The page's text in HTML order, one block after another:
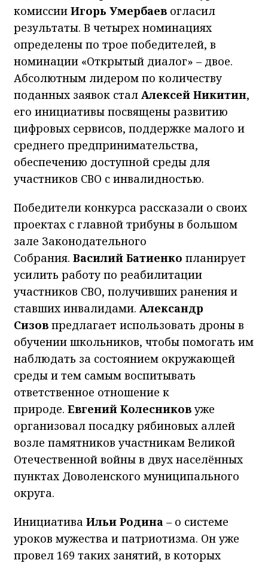
комиссии Игорь Умербаев огласил
результаты. В четырех номинациях
определены по трое победителей, в
номинации «Открытый диалог» – двое.
Абсолютным лидером по количеству
поданных заявок стал Алексей Никитин,
его инициативы посвящены развитию
цифровых сервисов, поддержке малого и
среднего предпринимательства,
обеспечению доступной среды для
участников СВО с инвалидностью.
Победители конкурса рассказали о своих
проектах с главной трибуны в большом
зале Законодательного
Собрания. Василий Батиенко планирует
усилить работу по реабилитации
участников СВО, получивших ранения и
ставших инвалидами. Александр
Сизов предлагает использовать дроны в
обучении школьников, чтобы помогать им
наблюдать за состоянием окружающей
среды и тем самым воспитывать
ответственное отношение к
природе. Евгений Колесниковуже
организовал посадку рябиновых аллей
возле памятников участникам Великой
Отечественной войны в двух населённых
пунктах Доволенского муниципального
округа.
Инициатива Ильи Родина – о системе
уроков мужества и патриотизма. Он уже
провел 169 таких занятий, в которых